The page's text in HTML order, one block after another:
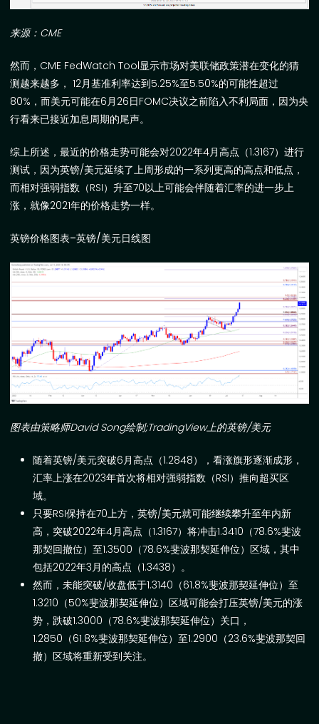
来源： CME
然而， CME FedWatch Tool显示市场对美联储政策潜在变化的猜
测越来越多，12月基准利率达到5.25%至5.50%的可能性超过
80% ，而美元可能在6月 26日FOMC决议之前陷入不利局面，因为央
行看来已接近加息周期的尾声。
综上所述，最近的价格走势可能会对2022年4月高点（1.3167）进行
测试，因为英镑/美元延续了上周形成的一系列更高的高点和低点，
而相对强弱指数（RSI）升至70以上可能会伴随着汇率的进一步上
涨，就像2021年的价格走势一样。
英镑价格图表–英镑/美元日线图
图表由策略师David Song绘制;TradingView上的英镑/美元
随着英镑/美元突破6月高点（1.2848），看涨旗形逐渐成形，
汇率上涨在2023年首次将相对强弱指数（RSI）推向超买区
域。
只要RSI保持在70上方，英镑/美元就可能继续攀升至年内新
高，突破2022年4月高点（1.3167）将冲击1.3410 （78.6%斐波
那契回撤位）至1.3500 （78.6%斐波那契延伸位）区域，其中
包括2022年3月的高点（1.3438）。
然而，未能突破/收盘低于1.3140 （61.8%斐波那契延伸位）至
1.3210 （50%斐波那契延伸位）区域可能会打压英镑/美元的涨
势，跌破1.3000 （78.6%斐波那契延伸位）关口，
1.2850 （61.8%斐波那契延伸位）至1.2900 （23.6%斐波那契回
撤）区域将重新受到关注。